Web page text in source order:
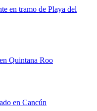
en tramo de Playa del
Quintana Roo
en Cancún